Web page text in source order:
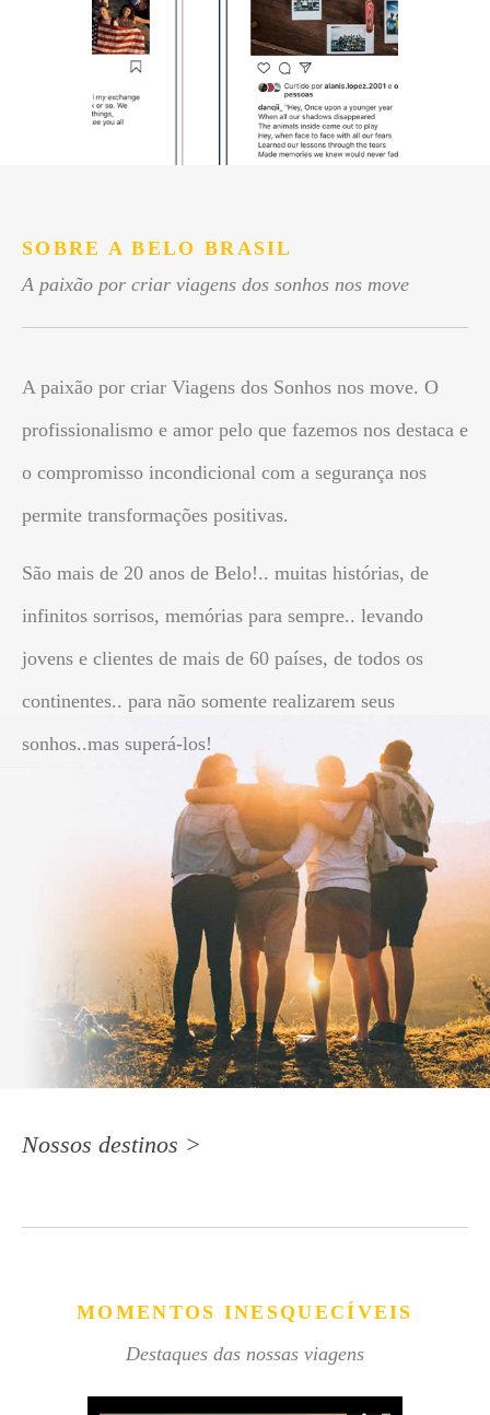
SOBRE A BELO BRASIL
A paixão por criar viagens dos sonhos nos move
A paixão por criar Viagens dos Sonhos nos move. O
profissionalismo e amor pelo que fazemos nos destaca e
o compromisso incondicional com a segurança nos
permite transformações positivas.
São mais de 20 anos de Belo!.. muitas histórias, de
infinitos sorrisos, memórias para sempre.. levando
jovens e clientes de mais de 60 países, de todos os
continentes.. para não somente realizarem seus
sonhos..mas superá-los!
Nossos destinos >
MOMENTOS INESQUECÍVEIS
Destaques das nossas viagens